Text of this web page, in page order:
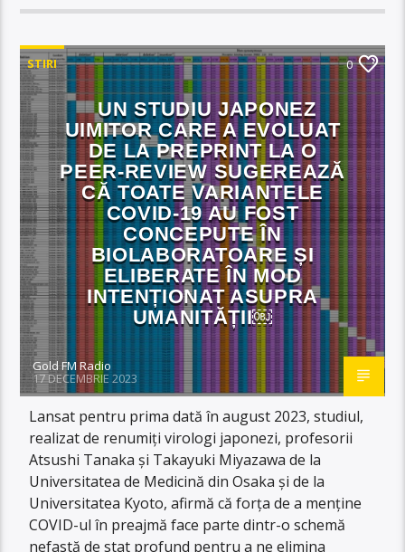
STIRI 0
UN STUDIU JAPONEZ
UIMITOR CARE A EVOLUAT
DE LA PREPRINT LA O
PEER-REVIEW SUGEREAZĂ
CĂ TOATE VARIANTELE
COVID-19 AU FOST
CONCEPUTE ÎN
BIOLABORATOARE ȘI
ELIBERATE ÎN MOD
INTENȚIONAT ASUPRA
UMANITĂȚII￼
Gold FM Radio
17 DECEMBRIE 2023
Lansat pentru prima dată în august 2023, studiul,
realizat de renumiți virologi japonezi, profesorii
Atsushi Tanaka și Takayuki Miyazawa de la
Universitatea de Medicină din Osaka și de la
Universitatea Kyoto, afirmă că forța de a menține
COVID-ul în preajmă face parte dintr-o schemă
nefastă de stat profund pentru a ne elimina